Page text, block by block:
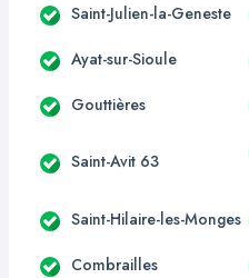
Saint-Julien-la-Geneste
Ayat-sur-Sioule
Gouttières
Saint-Avit 63
Saint-Hilaire-les-Monges
Combrailles